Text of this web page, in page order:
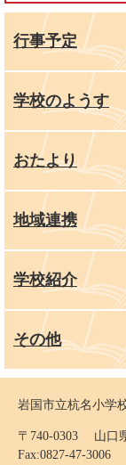
行事予定
学校のようす
おたより
地域連携
学校紹介
その他
岩国市立杭名小学
〒740-0303 山口
Fax:0827-47-3006